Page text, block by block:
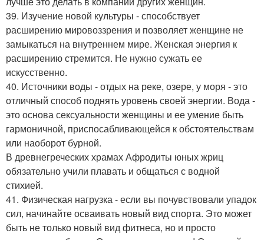
39. Изучение новой культуры - способствует
расширению мировоззрения и позволяет женщине не
замыкаться на внутреннем мире. Женская энергия к
расширению стремится. Не нужно сужать ее
искусственно.
40. Источники воды - отдых на реке, озере, у моря - это
отличный способ поднять уровень своей энергии. Вода -
это основа сексуальности женщины и ее умение быть
гармоничной, приспосабливающейся к обстоятельствам
или наоборот бурной.
В древнегреческих храмах Афродиты юных жриц
обязательно учили плавать и общаться с водной
стихией.
41. Физическая нагрузка - если вы почувствовали упадок
сил, начинайте осваивать новый вид спорта. Это может
быть не только новый вид фитнеса, но и просто